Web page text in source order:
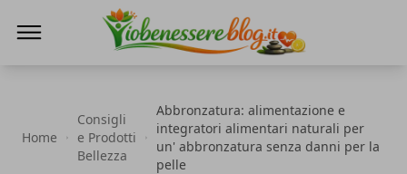
Home
Consigli
e Prodotti
Bellezza
Abbronzatura: alimentazione e
integratori alimentari naturali per
un' abbronzatura senza danni per la
pelle